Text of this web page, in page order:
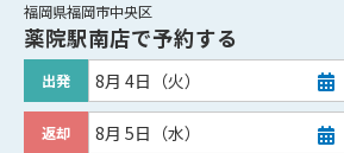
福岡県福岡市中央区
薬院駅南店で予約する
出発 8月 4日（火）
返却 8月 5日（水）